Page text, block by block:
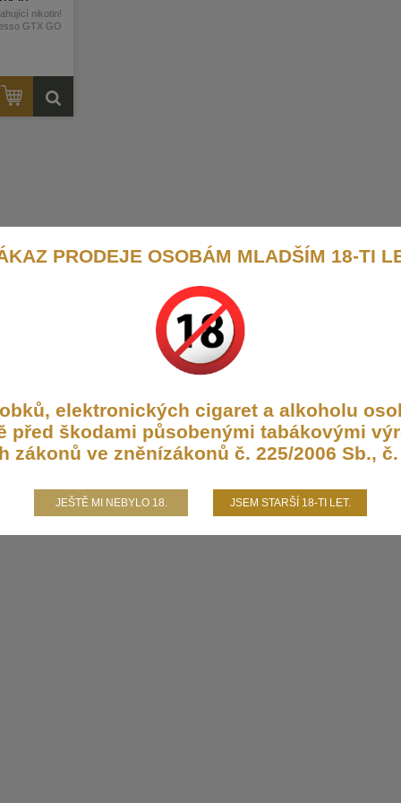
nikotin!
GTX GO
výkon
5ml je díky
s vrchní
protékání
PRODEJE OSOBÁM MLADŠÍM 18-TI
elektronických cigaret a alkoholu
před škodami působenými tabákovými
ve zněnízákonů č. 225/2006 Sb., č.
JEŠTĚ MI NEBYLO 18. JSEM STARŠÍ 18-TI LET.